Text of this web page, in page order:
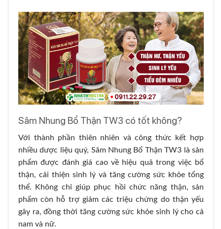
Sâm Nhung Bổ Thận TW3 có tốt không?
Với thành phần thiên nhiên và công thức kết hợp
nhiều dược liệu quý, Sâm Nhung Bổ Thận TW3 là sản
phẩm được đánh giá cao về hiệu quả trong việc bổ
thận, cải thiện sinh lý và tăng cường sức khỏe tổng
thể. Không chỉ giúp phục hồi chức năng thận, sản
phẩm còn hỗ trợ giảm các triệu chứng do thận yếu
gây ra, đồng thời tăng cường sức khỏe sinh lý cho cả
nam và nữ.